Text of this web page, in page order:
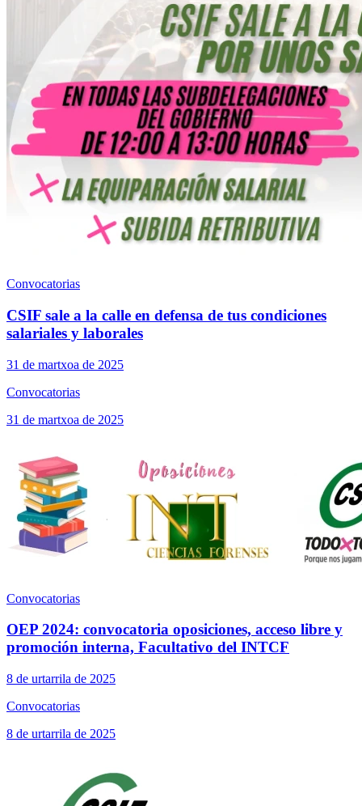
Convocatorias
CSIF sale a la calle en defensa de tus condiciones
salariales y laborales
31 de martxoa de 2025
Convocatorias
31 de martxoa de 2025
Convocatorias
OEP 2024: convocatoria oposiciones, acceso libre y
promoción interna, Facultativo del INTCF
8 de urtarrila de 2025
Convocatorias
8 de urtarrila de 2025